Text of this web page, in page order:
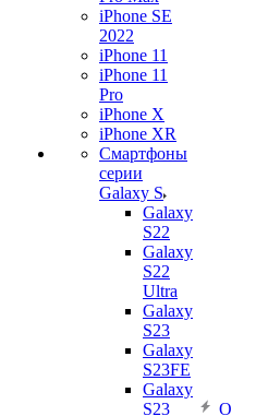
iPhone SE
2022
iPhone 11
iPhone 11
Pro
iPhone X
iPhone XR
Смартфоны
серии
Galaxy S
Galaxy
S22
Galaxy
S22
Ultra
Galaxy
S23
Galaxy
S23FE
Galaxy
S23
О